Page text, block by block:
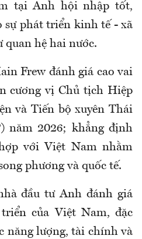
tại Anh hội nhập tốt,
sự phát triển kinh tế - xã
quan hệ hai nước.
Frew đánh giá cao vai
cương vị Chủ tịch Hiệp
và Tiến bộ xuyên Thái
năm 2026; khẳng định
với Việt Nam nhằm
phương và quốc tế.
đầu tư Anh đánh giá
của Việt Nam, đặc
năng lượng, tài chính và